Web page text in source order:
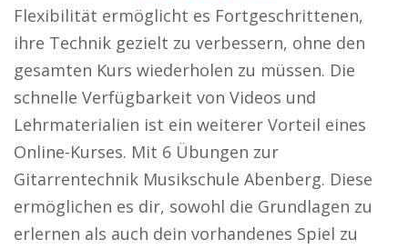
Flexibilität ermöglicht es Fortgeschrittenen,
ihre Technik gezielt zu verbessern, ohne den
gesamten Kurs wiederholen zu müssen. Die
schnelle Verfügbarkeit von Videos und
Lehrmaterialien ist ein weiterer Vorteil eines
Online-Kurses. Mit 6 Übungen zur
Gitarrentechnik Musikschule Abenberg. Diese
ermöglichen es dir, sowohl die Grundlagen zu
erlernen als auch dein vorhandenes Spiel zu